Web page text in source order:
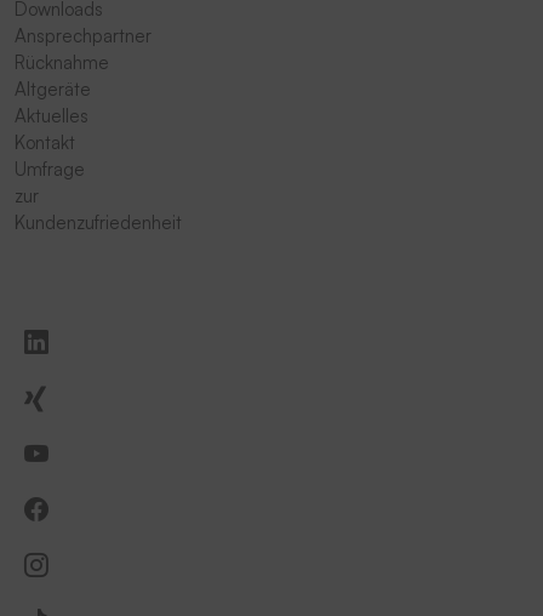
Downloads
Ansprechpartner
Rücknahme
Altgeräte
Aktuelles
Kontakt
Umfrage
zur
Kundenzufriedenheit